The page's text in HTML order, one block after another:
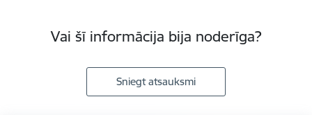
Vai šī informācija bija noderīga?
Sniegt atsauksmi